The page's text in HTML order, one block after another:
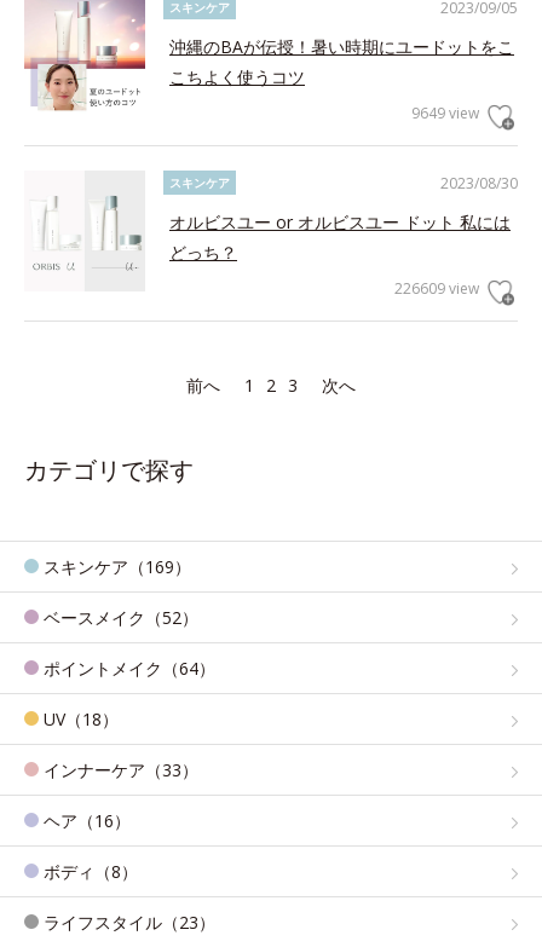
2023/09/05
スキンケア
沖縄のBAが伝授！暑い時期にユードットをこ
こちよく使うコツ
9649 view
2023/08/30
スキンケア
オルビスユー or オルビスユー ドット 私には
どっち？
226609 view
前へ 1 2 3 次へ
カテゴリで探す
スキンケア（169）
ベースメイク（52）
ポイントメイク（64）
UV（18）
インナーケア（33）
ヘア（16）
ボディ（8）
ライフスタイル（23）